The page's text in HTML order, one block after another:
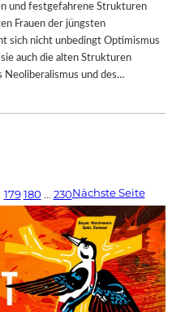
und festgefahrene Strukturen
Frauen der jüngsten
sich nicht unbedingt Optimismus
auch die alten Strukturen
Neoliberalismus und des…
179 180 … 230Nächste Seite